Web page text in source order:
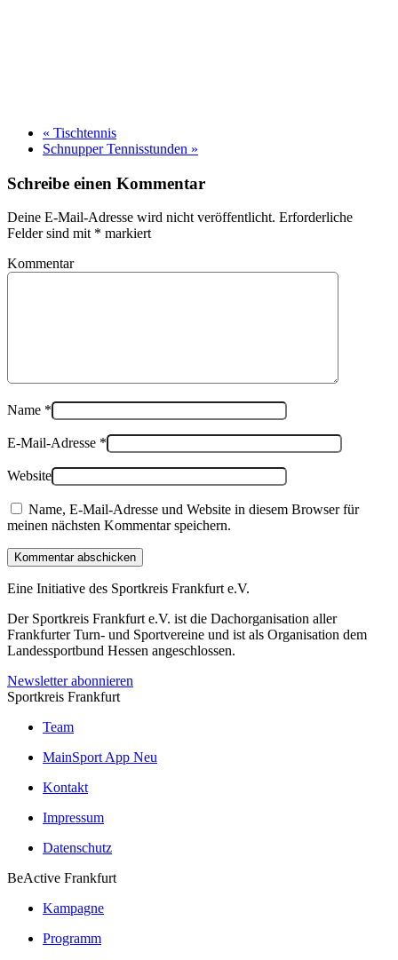
« Tischtennis
Schnupper Tennisstunden »
Schreibe einen Kommentar
Deine E-Mail-Adresse wird nicht veröffentlicht. Erforderliche
Felder sind mit * markiert
Kommentar
Name *
E-Mail-Adresse *
Website
Name, E-Mail-Adresse und Website in diesem Browser für
meinen nächsten Kommentar speichern.
Kommentar abschicken
Eine Initiative des Sportkreis Frankfurt e.V.
Der Sportkreis Frankfurt e.V. ist die Dachorganisation aller
Frankfurter Turn- und Sportvereine und ist als Organisation dem
Landessportbund Hessen angeschlossen.
Newsletter abonnieren
Sportkreis Frankfurt
Team
MainSport App Neu
Kontakt
Impressum
Datenschutz
BeActive Frankfurt
Kampagne
Programm